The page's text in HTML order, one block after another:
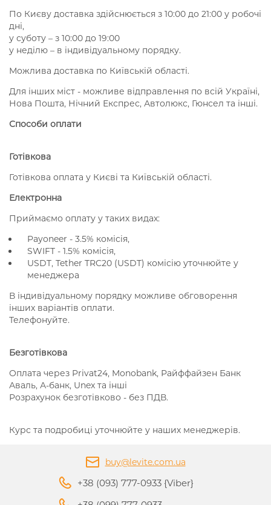
По Києву доставка здійснюється з 10:00 до 21:00 у робочі
дні,
у суботу – з 10:00 до 19:00
у неділю – в індивідуальному порядку.
Можлива доставка по Київській області.
Для інших міст - можливе відправлення по всій Україні,
Нова Пошта, Нічний Експрес, Автолюкс, Гюнсел та інші.
Способи оплати
Готівкова
Готівкова оплата у Києві та Київській області.
Електронна
Приймаємо оплату у таких видах:
Payoneer - 3.5% комісія,
SWIFT - 1.5% комісія,
USDT, Tether TRC20 (USDT) комісію уточнюйте у
менеджера
В індивідуальному порядку можливе обговорення
інших варіантів оплати.
Телефонуйте.
Безготівкова
Оплата через Privat24, Monobank, Райффайзен Банк
Аваль, А-банк, Unex та інші
Розрахунок безготівково - без ПДВ.
Курс та подробиці уточнюйте у наших менеджерів.
buy@levite.com.ua
+38 (093) 777-0933 {Viber}